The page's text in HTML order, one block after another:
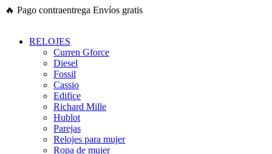
Ir
🔥 Pago contraentrega Envíos gratis
RELOJES
Curren Gforce
Diesel
Fossil
Cassio
Edifice
Richard Mille
Hublot
Parejas
Relojes para mujer
Ropa de mujer